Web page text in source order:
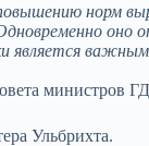
норм
оно
является
министров
Ульбрихта.